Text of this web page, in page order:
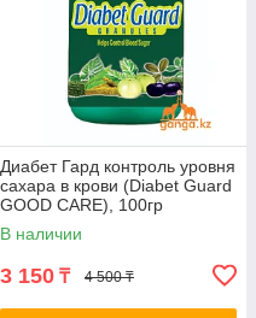
Диабет Гард контроль уровня
сахара в крови (Diabet Guard
GOOD CARE), 100гр
В наличии
3 150 ₸ 4 500 ₸